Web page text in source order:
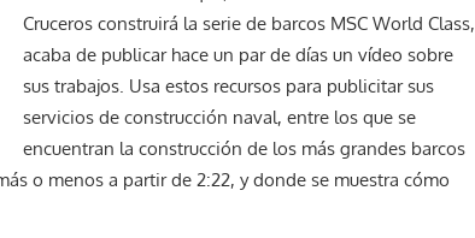
Cruceros construirá la serie de barcos MSC World Class,
acaba de publicar hace un par de días un vídeo sobre
sus trabajos. Usa estos recursos para publicitar sus
servicios de construcción naval, entre los que se
encuentran la construcción de los más grandes barcos
o menos a partir de 2:22, y donde se muestra cómo